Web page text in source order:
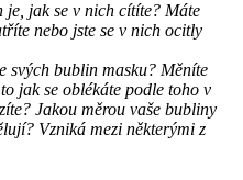
je, jak se v nich cítíte? Máte
nebo jste se v nich ocitly
svých bublin masku? Měníte
jak se oblékáte podle toho v
Jakou měrou vaše bubliny
Vzniká mezi některými z